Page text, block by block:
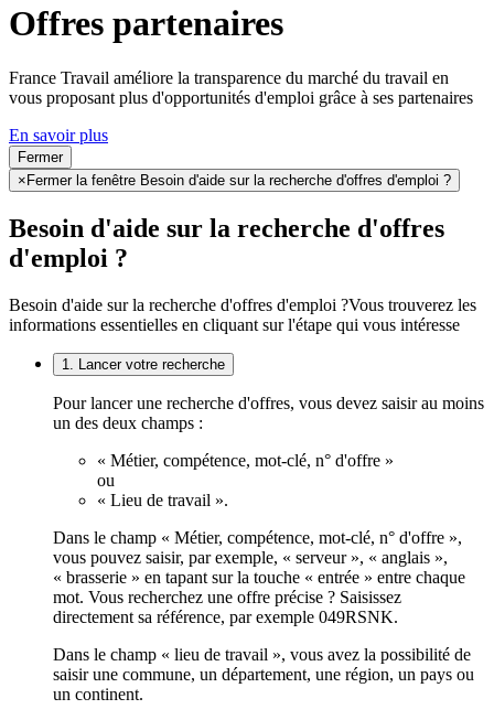
Offres partenaires
France Travail améliore la transparence du marché du travail en
vous proposant plus d'opportunités d'emploi grâce à ses partenaires
En savoir plus
Fermer
× Fermer la fenêtre Besoin d'aide sur la recherche d'offres d'emploi ?
Besoin d'aide sur la recherche d'offres
d'emploi ?
Besoin d'aide sur la recherche d'offres d'emploi ?Vous trouverez les
informations essentielles en cliquant sur l'étape qui vous intéresse
1. Lancer votre recherche
Pour lancer une recherche d'offres, vous devez saisir au moins
un des deux champs :
« Métier, compétence, mot-clé, n° d'offre »
ou
« Lieu de travail ».
Dans le champ « Métier, compétence, mot-clé, n° d'offre »,
vous pouvez saisir, par exemple, « serveur », « anglais »,
« brasserie » en tapant sur la touche « entrée » entre chaque
mot. Vous recherchez une offre précise ? Saisissez
directement sa référence, par exemple 049RSNK.
Dans le champ « lieu de travail », vous avez la possibilité de
saisir une commune, un département, une région, un pays ou
un continent.